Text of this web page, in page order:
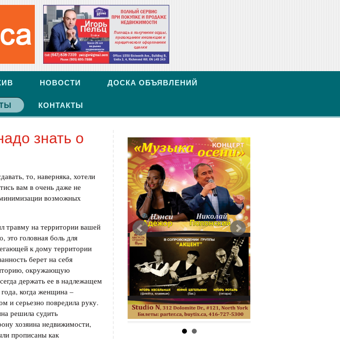
НОВОСТИ ДОСКА ОБЪЯВЛЕНИЙ
КОНТАКТЫ
знать о
то, наверняка, хотели
вам в очень даже не
возможных
травму на территории вашей
это головная боль для
к дому территории
берет на себя
окружающую
держать ее в надлежащем
когда женщина –
и серьезно повредила руку.
решила судить
хозяина недвижимости,
прописаны как